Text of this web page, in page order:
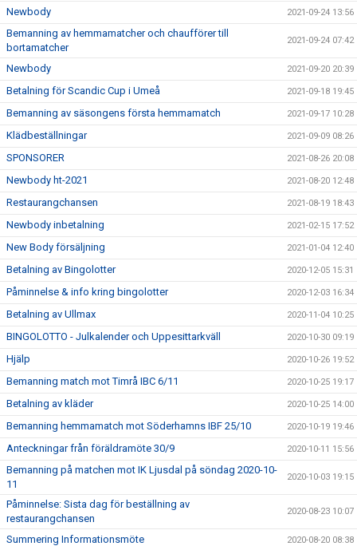
Newbody 2021-09-24 13:56
Bemanning av hemmamatcher och chaufförer till
bortamatcher
2021-09-24 07:42
Newbody 2021-09-20 20:39
Betalning för Scandic Cup i Umeå 2021-09-18 19:45
Bemanning av säsongens första hemmamatch 2021-09-17 10:28
Klädbeställningar 2021-09-09 08:26
SPONSORER 2021-08-26 20:08
Newbody ht-2021 2021-08-20 12:48
Restaurangchansen 2021-08-19 18:43
Newbody inbetalning 2021-02-15 17:52
New Body försäljning 2021-01-04 12:40
Betalning av Bingolotter 2020-12-05 15:31
Påminnelse & info kring bingolotter 2020-12-03 16:34
Betalning av Ullmax 2020-11-04 10:25
BINGOLOTTO - Julkalender och Uppesittarkväll 2020-10-30 09:19
Hjälp 2020-10-26 19:52
Bemanning match mot Timrå IBC 6/11 2020-10-25 19:17
Betalning av kläder 2020-10-25 14:00
Bemanning hemmamatch mot Söderhamns IBF 25/10 2020-10-19 19:46
Anteckningar från föräldramöte 30/9 2020-10-11 15:56
Bemanning på matchen mot IK Ljusdal på söndag 2020-10-
11
2020-10-03 19:15
Påminnelse: Sista dag för beställning av
restaurangchansen
2020-08-23 10:07
Summering Informationsmöte 2020-08-20 08:38